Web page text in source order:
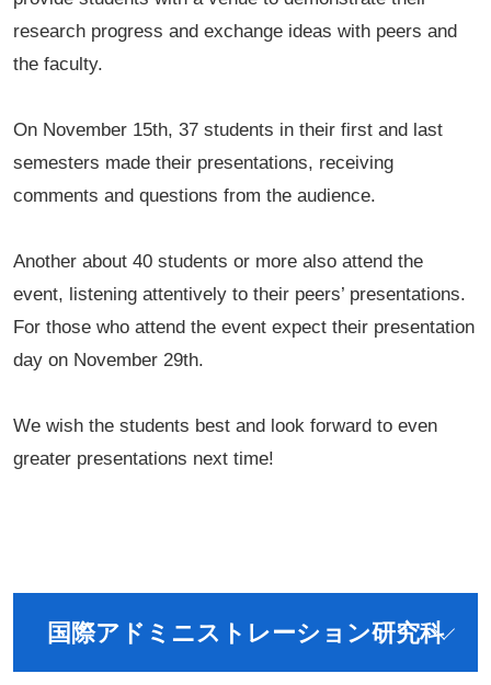
research progress and exchange ideas with peers and
the faculty.
On November 15th, 37 students in their first and last
semesters made their presentations, receiving
comments and questions from the audience.
Another about 40 students or more also attend the
event, listening attentively to their peers’ presentations.
For those who attend the event expect their presentation
day on November 29th.
We wish the students best and look forward to even
greater presentations next time!
国際アドミニストレーション研究科